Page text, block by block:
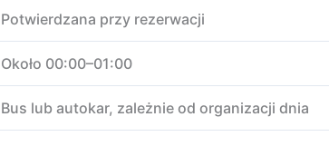
Potwierdzana przy rezerwacji
Około 00:00–01:00
Bus lub autokar, zależnie od organizacji dnia